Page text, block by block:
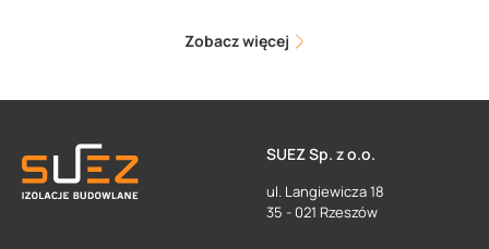
Zobacz więcej
SUEZ Sp. z o.o.
ul. Langiewicza 18
35 - 021 Rzeszów